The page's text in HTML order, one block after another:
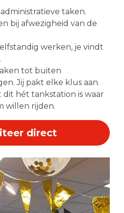
taken.
bij afwezigheid van de
werken, je vindt
tot buiten
Jij pakt elke klus aan.
dit hét tankstation is waar
willen rijden.
direct